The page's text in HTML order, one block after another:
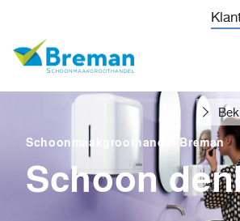
Schoonmaakgroothandel Breman
Schoon